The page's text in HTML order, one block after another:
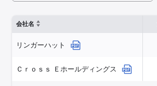
会社名
リンガーハット
Ｃｒｏｓｓ Ｅホールディングス